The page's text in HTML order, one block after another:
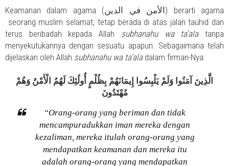
Keamanan dalam agama (الأمن في الدين) berarti agama
seorang muslim selamat, tetap berada di atas jalan tauhid dan
terus beribadah kepada Allah subhanahu wa ta’alatanpa
menyekutukannya dengan sesuatu apapun. Sebagaimana telah
dijelaskan oleh Allah subhanahu wa ta’ala dalam firman-Nya:
الَّذِينَ آمَنُوا وَلَمْ يَلْبِسُوا إِيمَانَهُمْ بِظُلْمٍ أُولَٰئِكَ لَهُمُ الْأَمْنُ وَهُمْ
مُهْتَدُونَ
“Orang-orang yang beriman dan tidak
mencampuradukkan iman mereka dengan
kezaliman, mereka itulah orang-orang yang
mendapatkan keamanan dan mereka itu
adalah orang-orang yang mendapatkan